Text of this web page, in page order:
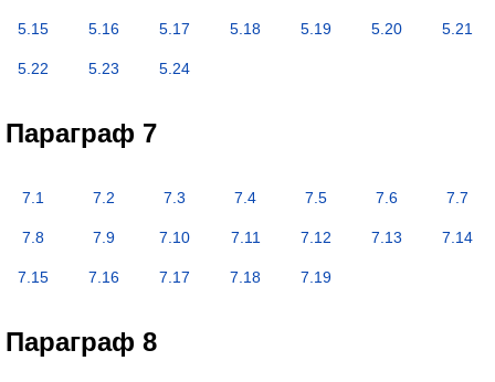
5.15 5.16 5.17 5.18 5.19 5.20 5.21
5.22 5.23 5.24
Параграф 7
7.1 7.2 7.3 7.4 7.5 7.6 7.7
7.8 7.9 7.10 7.11 7.12 7.13 7.14
7.15 7.16 7.17 7.18 7.19
Параграф 8